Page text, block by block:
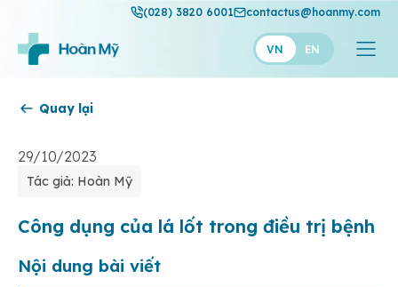
(028) 3820 6001 contactus@hoanmy.com
VN EN
Thuận Mỹ
Quay lại
29/10/2023
Tác giả: Hoàn Mỹ
Công dụng của lá lốt trong điều trị bệnh
Nội dung bài viết